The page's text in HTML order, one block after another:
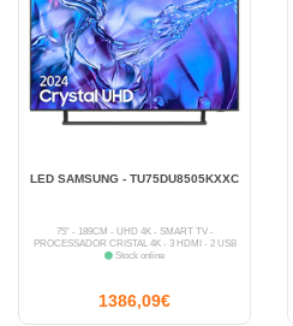
LED SAMSUNG - TU75DU8505KXXC
75" - 189CM - UHD 4K - SMART TV -
PROCESSADOR CRISTAL 4K - 3 HDMI - 2 USB
Stock online
1386,09€